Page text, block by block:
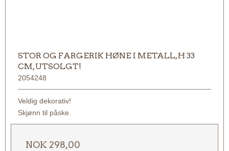
STOR OG FARGERIK HØNE I METALL, H 33
CM, UTSOLGT!
2054248
Veldig dekorativ!
Skjønn til påske.
NOK 298,00